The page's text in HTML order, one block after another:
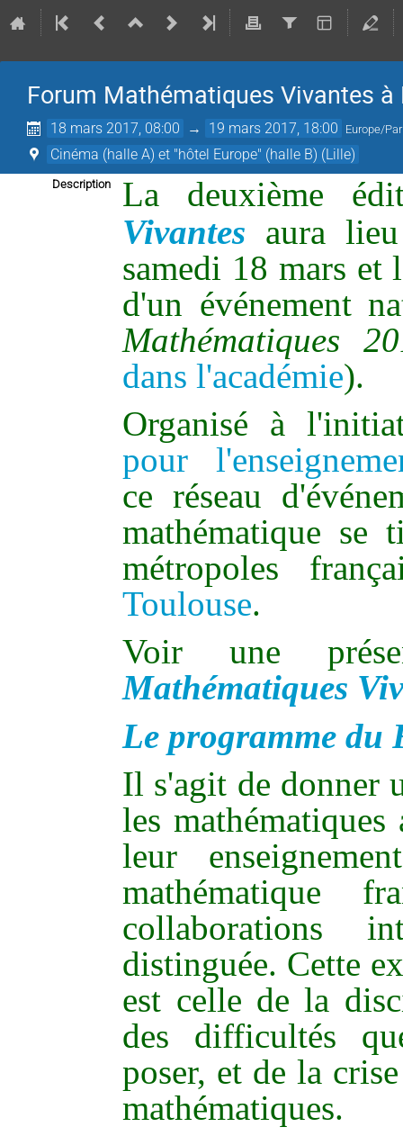
Forum Mathématiques Vivantes à
18 mars 2017, 08:00 → 19 mars 2017, 18:00 Europe/
Cinéma (halle A) et "hôtel Europe" (halle B) (Lille)
Description
La deuxième
Vivantes aura
samedi 18 mars et
d'un événement
Mathématiques
dans l'académie).
Organisé à
pour
ce réseau
mathématique se
métropoles
Toulouse.
Voir une
Mathématiques
Le programme du
Il s'agit de donner
les
leur
mathématique
collaborations
distinguée. Cette
est celle de la
des difficultés
poser, et de la
mathématiques.